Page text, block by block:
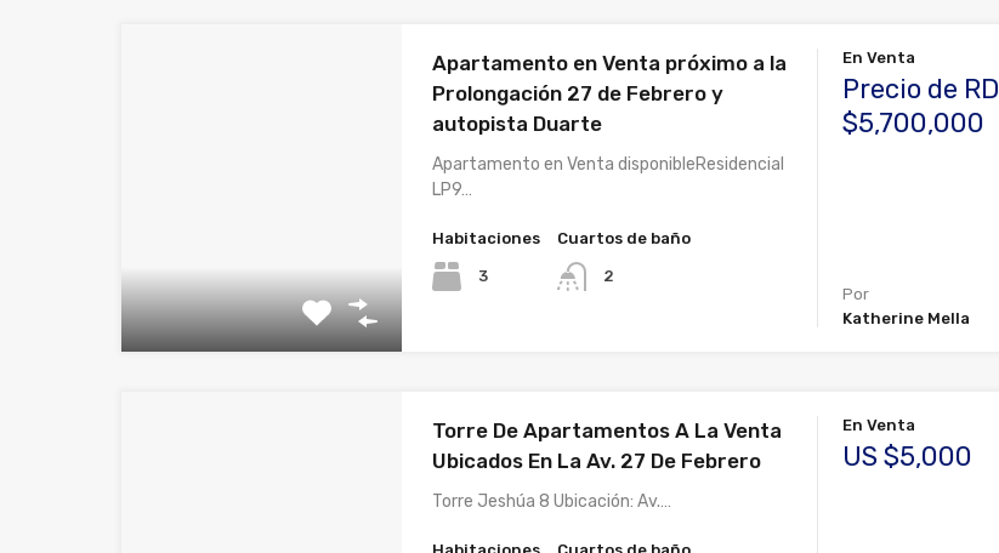
Apartamento en Venta próximo a la
Prolongación 27 de Febrero y
autopista Duarte
Apartamento en Venta disponibleResidencial
LP9…
Habitaciones
3
Cuartos de baño
2
En Venta
Precio de RD
$5,700,000
Por
Katherine Mella
Torre De Apartamentos A La Venta
Ubicados En La Av. 27 De Febrero
Torre Jeshúa 8 Ubicación: Av.…
En Venta
US $5,000